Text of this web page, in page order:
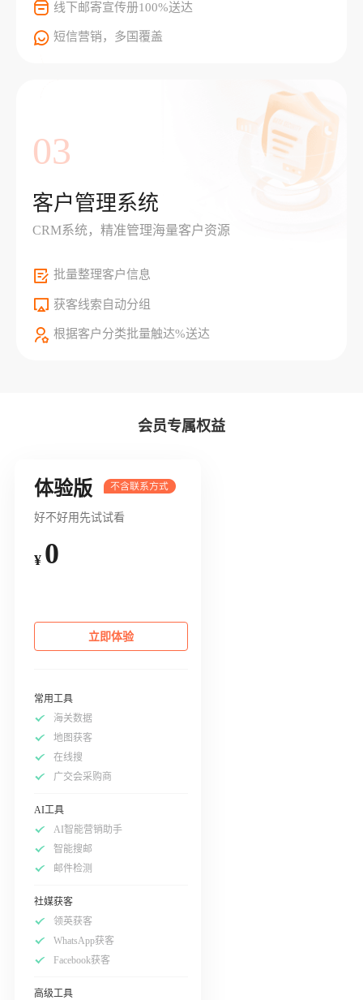
线下邮寄宣传册100%送达
短信营销，多国覆盖
03
客户管理系统
CRM系统，精准管理海量客户资源
批量整理客户信息
获客线索自动分组
根据客户分类批量触达%送达
会员专属权益
体验版
好不好用先试试看
¥ 0
立即体验
常用工具
海关数据
地图获客
在线搜
广交会采购商
AI工具
AI智能营销助手
智能搜邮
邮件检测
社媒获客
领英获客
WhatsApp获客
Facebook获客
高级工具